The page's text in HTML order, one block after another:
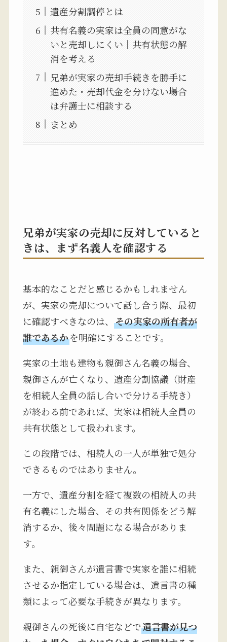
遺産分割調停とは
共有名義の実家は全員の同意がな
いと売却しにくい｜共有状態の解
消を考える
兄弟が実家の売却手続きを勝手に
進めた・売却代金を分けない場合
は弁護士に相談する
まとめ
兄弟が実家の売却に反対していると
きは、まず名義人を確認する
基本的なことだと感じるかもしれません
が、実家の売却について話し合う際、最初
に確認すべきなのは、 その実家の所有者が
誰であるかを明確にすることです。
実家の土地も建物も親御さん名義の場合、
親御さんが亡くなり、遺産分割協議（財産
を相続人全員の話し合いで分ける手続き）
が終わる前であれば、実家は相続人全員の
共有状態として扱われます。
この段階では、相続人の一人が単独で処分
できるものではありません。
一方で、遺産分割を経て複数の相続人の共
有名義にした場合、その共有関係をどう解
消するか、後々問題になる場合がありま
す。
また、親御さんが遺言書で実家を誰に相続
させるか指定している場合は、遺言書の種
類によって必要な手続きが異なります。
親御さんの死後に自宅などで遺言書が見つ